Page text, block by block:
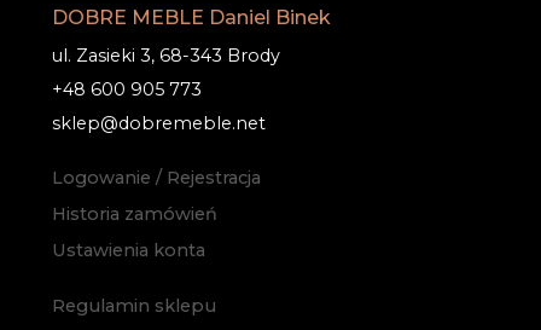
DOBRE MEBLE Daniel Binek
ul. Zasieki 3, 68-343 Brody
+48 600 905 773
sklep@dobremeble.net
Logowanie / Rejestracja
Historia zamówień
Ustawienia konta
Regulamin sklepu